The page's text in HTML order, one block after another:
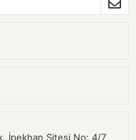
İpekhan Sitesi No: 4/7